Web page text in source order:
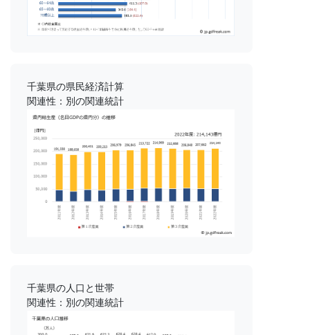
千葉県の県民経済計算
関連性：別の関連統計
千葉県の人口と世帯
関連性：別の関連統計